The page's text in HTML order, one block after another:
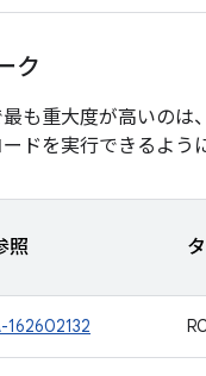
ク
も重大度が高いのは
ドを実行できるよう
照
162602132